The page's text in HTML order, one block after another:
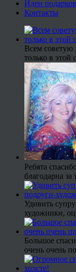
Идеи подарков
Контакты
Всем советую
только в этой
Ребята
благодарна
Удивить
художники,
Большое
очень очень